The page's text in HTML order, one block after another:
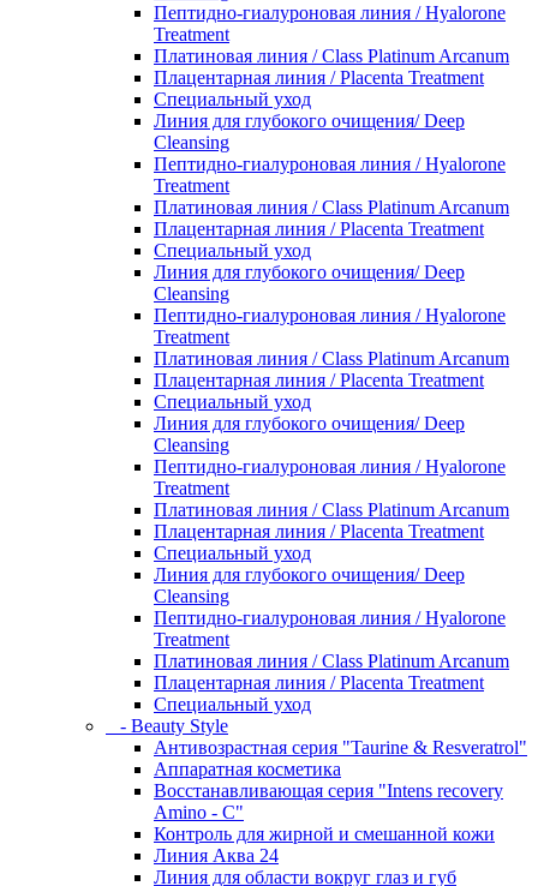
Пептидно-гиалуроновая линия / Hyalorone
Treatment
Платиновая линия / Class Platinum Arcanum
Плацентарная линия / Placenta Treatment
Специальный уход
Линия для глубокого очищения/ Deep
Cleansing
Пептидно-гиалуроновая линия / Hyalorone
Treatment
Платиновая линия / Class Platinum Arcanum
Плацентарная линия / Placenta Treatment
Специальный уход
Линия для глубокого очищения/ Deep
Cleansing
Пептидно-гиалуроновая линия / Hyalorone
Treatment
Платиновая линия / Class Platinum Arcanum
Плацентарная линия / Placenta Treatment
Специальный уход
Линия для глубокого очищения/ Deep
Cleansing
Пептидно-гиалуроновая линия / Hyalorone
Treatment
Платиновая линия / Class Platinum Arcanum
Плацентарная линия / Placenta Treatment
Специальный уход
Линия для глубокого очищения/ Deep
Cleansing
Пептидно-гиалуроновая линия / Hyalorone
Treatment
Платиновая линия / Class Platinum Arcanum
Плацентарная линия / Placenta Treatment
Специальный уход
- Beauty Style
Антивозрастная серия "Taurine & Resveratrol"
Аппаратная косметика
Восстанавливающая серия "Intens recovery
Amino - C"
Контроль для жирной и смешанной кожи
Линия Аква 24
Линия для области вокруг глаз и губ